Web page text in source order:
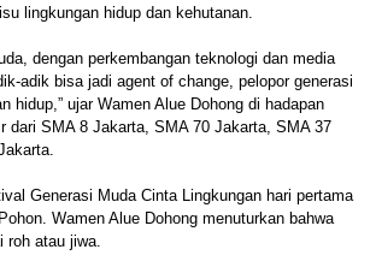
lingkungan hidup dan kehutanan.
dengan perkembangan teknologi dan media
adik bisa jadi agent of change, pelopor generasi
hidup,” ujar Wamen Alue Dohong di hadapan
dari SMA 8 Jakarta, SMA 70 Jakarta, SMA 37
Generasi Muda Cinta Lingkungan hari pertama
Wamen Alue Dohong menuturkan bahwa
roh atau jiwa.